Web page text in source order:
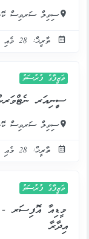
ސިވިލް ސަރވިސް
ތާރީޚް: 28 މެއި 2023
ވަޒީފާގެ ފުރުސަތު
ސީީނިއަރ
ސިވިލް ސަރވިސް
ތާރީޚް: 28 މެއި 2023
ވަޒީފާގެ ފުރުސަތު
މީޑިއާ އޮފިސަރ -
އިދާރާ